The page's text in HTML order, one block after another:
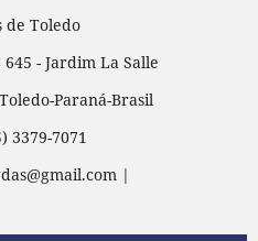
de Toledo
- Jardim La Salle
Paraná-Brasil
3379-7071
|